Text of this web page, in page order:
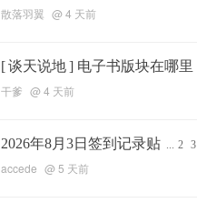
散落羽翼 @4 天前
[谈天说地] 电子书版块在哪里
干爹 @4 天前
2026年8月3日签到记录贴 ... 2 3
accede @ 5 天前